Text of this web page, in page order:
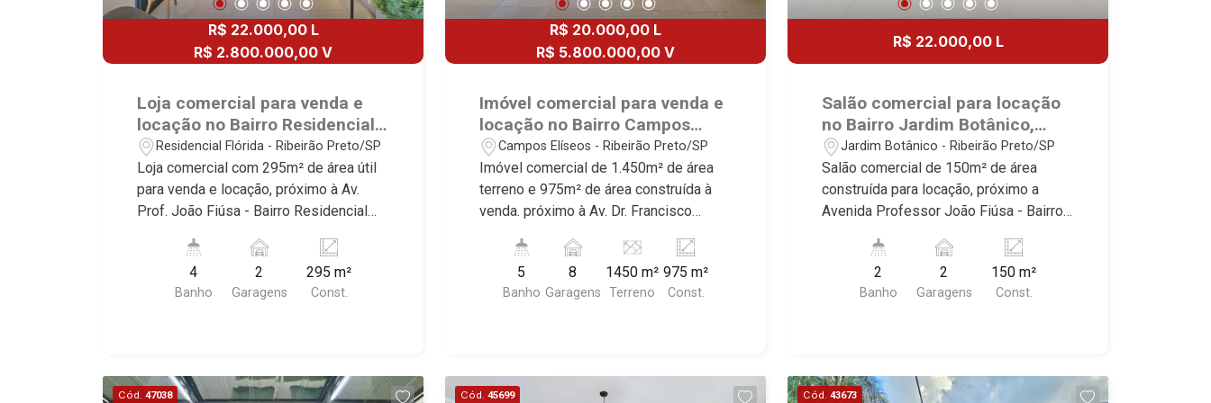
R$ 22.000,00 L
R$ 2.800.000,00 V
Loja comercial para venda e
locação no Bairro Residencial
Flórida, próximo à Av. Prof.
João Fiúsa - Ribeirão Preto/SP.
Residencial Flórida - Ribeirão Preto/SP
Loja comercial com 295m² de área útil
para venda e locação, próximo à Av.
Prof. João Fiúsa - Bairro Residencial
características deste imóvel que a
Martinelli Imobiliária selecionou para
W.Cs - Copa - 2 vagas privativas
4
Banho
2
Garagens
295 m²
Const.
R$ 20.000,00 L
R$ 5.800.000,00 V
Imóvel comercial para venda e
locação no Bairro Campos
Elíseos, próximo à Av. Dr.
Francisco Junqueira - Ribeirão
Preto/SP.
Campos Elíseos - Ribeirão Preto/SP
Imóvel comercial de 1.450m² de área
terreno e 975m² de área construída à
venda. próximo à Av. Dr. Francisco
Ribeirão Preto/SP. Conheça as
características deste imóvel que a
Martinelli Imobiliária selecionou para
Área de serviço - 8 vagas Martinelli
5
Banho
8
Garagens
1450 m²
Terreno
975 m²
Const.
R$ 22.000,00 L
Salão comercial para locação
no Bairro Jardim Botânico,
próximo a Avenida Professor
João Fiúsa - Ribeirão Preto/SP.
Jardim Botânico - Ribeirão Preto/SP
Salão comercial de 150m² de área
construída para locação, próximo a
Avenida Professor João Fiúsa - Bairro
Conheça as características deste
imóvel que a Martinelli Imobiliária
selecionou para você: - 150m² de área
referência no mercado imobiliário
2
Banho
2
Garagens
150 m²
Const.
Cód. 47038 Cód. 45699 Cód. 43673